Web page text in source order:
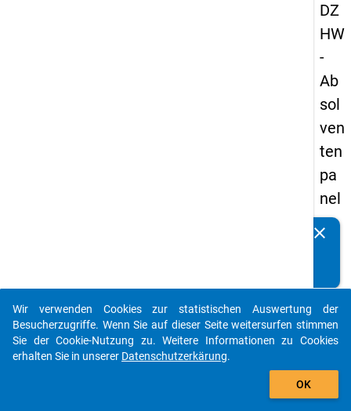
DZ
HW
-
Ab
sol
ven
ten
pa
nel
s
-
ers
te
clear
auto_stories
add_shopping_cart
Wir verwenden Cookies zur statistischen Auswertung der
Besucherzugriffe. Wenn Sie auf dieser Seite weitersurfen stimmen
Sie der Cookie-Nutzung zu. Weitere Informationen zu Cookies
erhalten Sie in unserer Datenschutzerkärung.
OK